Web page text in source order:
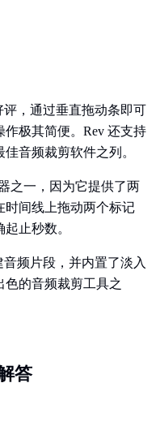
，通过垂直拖动条即可
极其简便。Rev 还支持
音频裁剪软件之列。
之一，因为它提供了两
时间线上拖动两个标记
止秒数。
频片段，并内置了淡入
的音频裁剪工具之
答